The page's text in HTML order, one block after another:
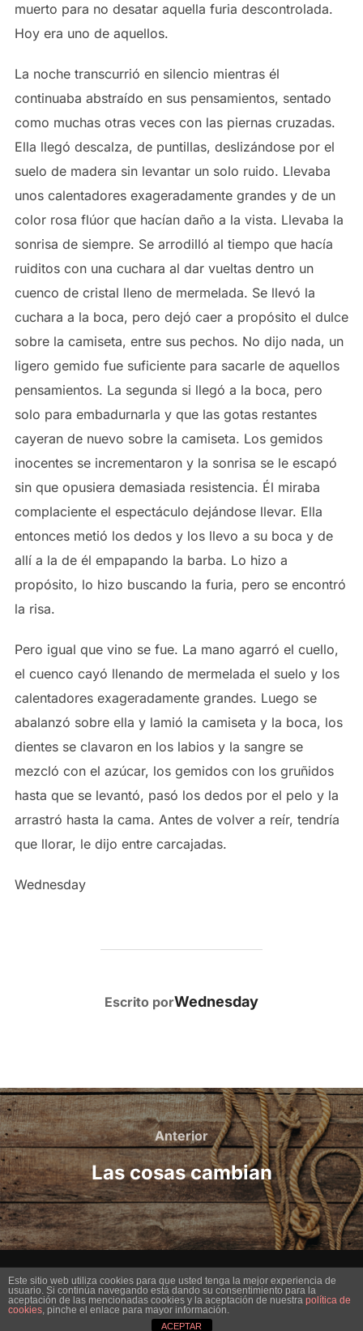
muerto para no desatar aquella furia descontrolada.
Hoy era uno de aquellos.
La noche transcurrió en silencio mientras él
continuaba abstraído en sus pensamientos, sentado
como muchas otras veces con las piernas cruzadas.
Ella llegó descalza, de puntillas, deslizándose por el
suelo de madera sin levantar un solo ruido. Llevaba
unos calentadores exageradamente grandes y de un
color rosa flúor que hacían daño a la vista. Llevaba la
sonrisa de siempre. Se arrodilló al tiempo que hacía
ruiditos con una cuchara al dar vueltas dentro un
cuenco de cristal lleno de mermelada. Se llevó la
cuchara a la boca, pero dejó caer a propósito el dulce
sobre la camiseta, entre sus pechos. No dijo nada, un
ligero gemido fue suficiente para sacarle de aquellos
pensamientos. La segunda si llegó a la boca, pero
solo para embadurnarla y que las gotas restantes
cayeran de nuevo sobre la camiseta. Los gemidos
inocentes se incrementaron y la sonrisa se le escapó
sin que opusiera demasiada resistencia. Él miraba
complaciente el espectáculo dejándose llevar. Ella
entonces metió los dedos y los llevo a su boca y de
allí a la de él empapando la barba. Lo hizo a
propósito, lo hizo buscando la furia, pero se encontró
la risa.
Pero igual que vino se fue. La mano agarró el cuello,
el cuenco cayó llenando de mermelada el suelo y los
calentadores exageradamente grandes. Luego se
abalanzó sobre ella y lamió la camiseta y la boca, los
dientes se clavaron en los labios y la sangre se
mezcló con el azúcar, los gemidos con los gruñidos
hasta que se levantó, pasó los dedos por el pelo y la
arrastró hasta la cama. Antes de volver a reír, tendría
que llorar, le dijo entre carcajadas.
Wednesday
AUTOR DE LA PUBLICACIÓN
Escrito porWednesday
Navegación
de
entradas
Anterior
Anterior
Las cosas cambian
Copyright © 2026 Uno es lo que muestra
Inspiro ThemeporWPZOOM
Este sitio web utiliza cookies para que usted tenga la mejor experiencia de
usuario. Si continúa navegando está dando su consentimiento para la
aceptación de las mencionadas cookies y la aceptación de nuestra política de
cookies, pinche el enlace para mayor información.
ACEPTAR